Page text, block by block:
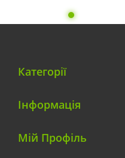
Категорії
Інформація
Мій Профіль